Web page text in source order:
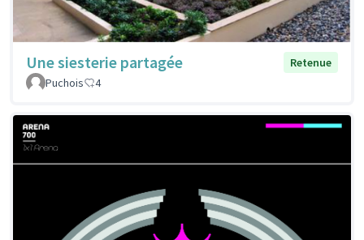
Une siesterie partagée
Retenue
Puchois
4